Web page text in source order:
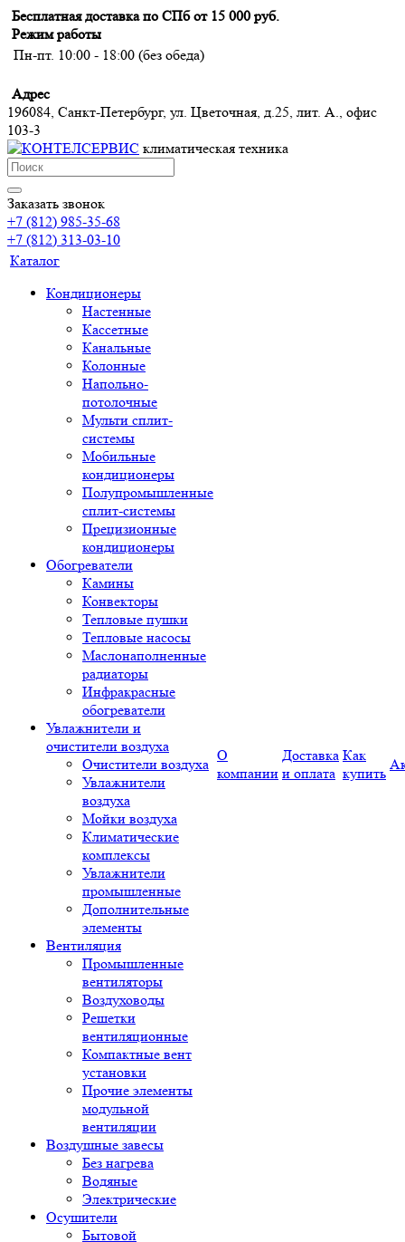
Бесплатная доставка по СПб от 15 000 руб.
Режим работы
Пн-пт. 10:00 - 18:00 (без обеда)
Адрес
196084, Санкт-Петербург, ул. Цветочная, д.25, лит. А., офис
103-3
климатическая техника
Заказать звонок
+7 (812) 985-35-68
+7 (812) 313-03-10
Каталог
Кондиционеры
Настенные
Кассетные
Канальные
Колонные
Напольно-
потолочные
Мульти сплит-
системы
Мобильные
кондиционеры
Полупромышленные
сплит-системы
Прецизионные
кондиционеры
Обогреватели
Камины
Конвекторы
Тепловые пушки
Тепловые насосы
Маслонаполненные
радиаторы
Инфракрасные
обогреватели
Увлажнители и
очистители воздуха
Очистители воздуха
Увлажнители
воздуха
Мойки воздуха
Климатические
комплексы
Увлажнители
промышленные
Дополнительные
элементы
Вентиляция
Промышленные
вентиляторы
Воздуховоды
Решетки
вентиляционные
Компактные вент
установки
Прочие элементы
модульной
вентиляции
Воздушные завесы
Без нагрева
Водяные
Электрические
Осушители
Бытовой
О
компании
Доставка
и оплата
Как
купить